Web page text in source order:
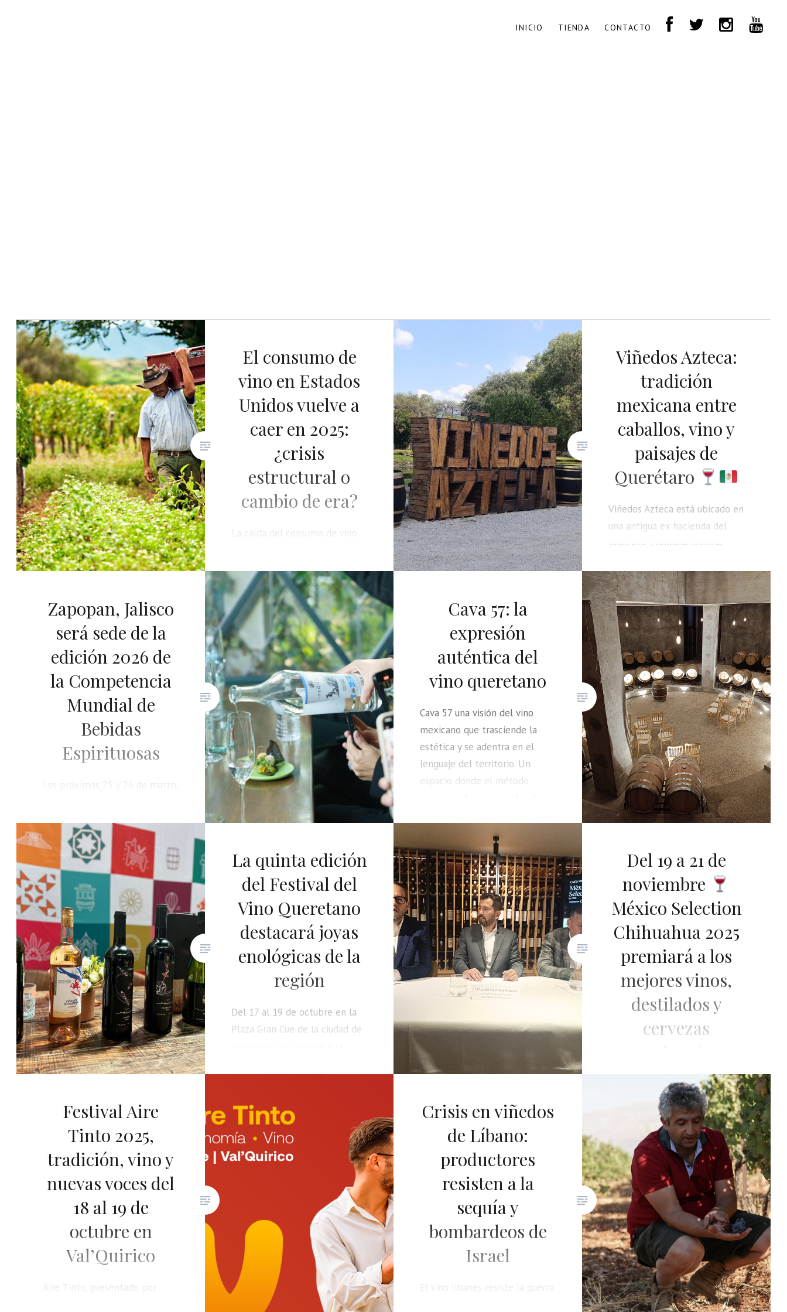
INICIO TIENDA CONTACTO
El consumo de
vino en Estados
Unidos vuelve a
caer en 2025:
¿crisis
estructural o
cambio de era?
La caída del consumo de vino
estructural del mercado y el
futuro del vino en la región.
Viñedos Azteca:
tradición
mexicana entre
caballos, vino y
paisajes de
Querétaro
Viñedos Azteca está ubicado en
una antigua ex hacienda del
siglo XIX, combina historia,
mexicana, ofreciendo una
experiencia que trasciende la
simple cata.
Zapopan, Jalisco
será sede de la
edición 2026 de
la Competencia
Mundial de
Bebidas
Espirituosas
Los próximos 25 y 26 de marzo,
Competencia Mundial de
Bebidas Espirituosas de
Latinoamérica (LAWSC). La
organización Tasting Alliance
anunció la segunda edición de
esta competición que celebra
las mejores bebidas
espirituosas de México y
Latinoamérica.
Cava 57: la
expresión
auténtica del
vino queretano
Cava 57 una visión del vino
mexicano que trasciende la
estética y se adentra en el
lenguaje del territorio. Un
espacio donde el método
europeo y la memoria local se
La quinta edición
del Festival del
Vino Queretano
destacará joyas
enológicas de la
región
Del 17 al 19 de octubre en la
Plaza Gran Cue de la ciudad de
Querétaro, se celebrará la
amantes del vino mexicano las
etiquetas más destacadas de
las principales casas vinícolas
de la región.
Del 19 a 21 de
noviembre
México Selection
Chihuahua 2025
premiará a los
mejores vinos,
destilados y
cervezas
nacionales
Del 19 a 21 de noviembre
2025, Chihuahua será sede del
México Selection by Concours
Mondial de Bruxelles, donde
jueces internacionales y
nacionales evaluarán lo mejor
del vino mexicano, sotol y
cerveza artesanal.
Festival Aire
Tinto 2025,
tradición, vino y
nuevas voces del
18 al 19 de
octubre en
Val’Quirico
Aire Tinto, presentado por
Crisis en viñedos
de Líbano:
productores
resisten a la
sequía y
bombardeos de
Israel
El vino libanés resiste la guerra